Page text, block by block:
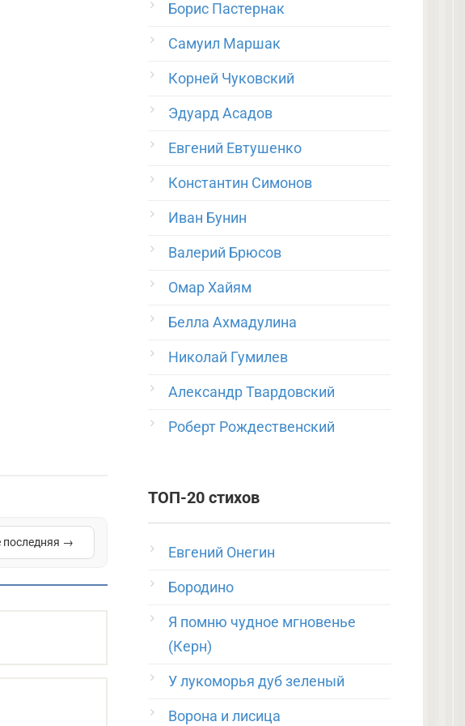
последняя →
Борис Пастернак
Самуил Маршак
Корней Чуковский
Эдуард Асадов
Евгений Евтушенко
Константин Симонов
Иван Бунин
Валерий Брюсов
Омар Хайям
Белла Ахмадулина
Николай Гумилев
Александр Твардовский
Роберт Рождественский
ТОП-20 стихов
Евгений Онегин
Бородино
Я помню чудное мгновенье
(Керн)
У лукоморья дуб зеленый
Ворона и лисица